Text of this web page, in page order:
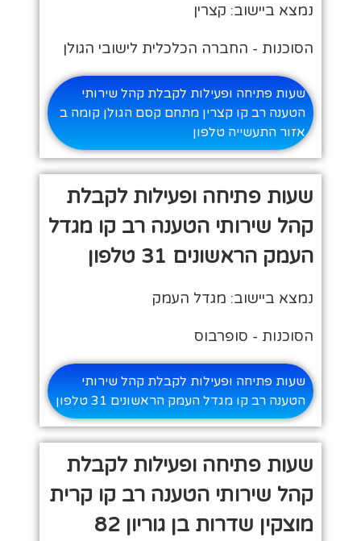
נמצא ביישוב: קצרין
הסוכנות - החברה הכלכלית לישובי הגולן
שעות פתיחה ופעילות לקבלת קהל שירותי
הטענה רב קו קצרין מתחם קסם הגולן קומה ב
אזור התעשייה טלפון
שעות פתיחה ופעילות לקבלת
קהל שירותי הטענה רב קו מגדל
העמק הראשונים 31 טלפון
נמצא ביישוב: מגדל העמק
הסוכנות - סופרבוס
שעות פתיחה ופעילות לקבלת קהל שירותי
הטענה רב קו מגדל העמק הראשונים 31 טלפון
שעות פתיחה ופעילות לקבלת
קהל שירותי הטענה רב קו קרית
מוצקין שדרות בן גוריון 82